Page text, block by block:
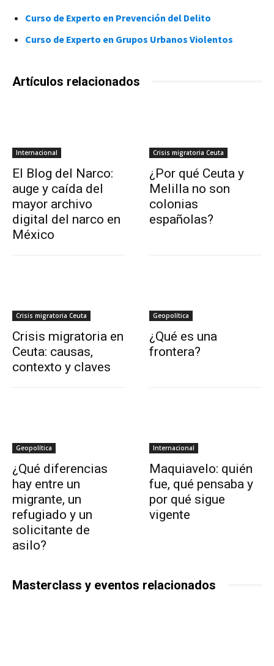
Curso de Experto en Prevención del Delito
Curso de Experto en Grupos Urbanos Violentos
Artículos relacionados
Internacional
El Blog del Narco:
auge y caída del
mayor archivo
digital del narco en
México
Crisis migratoria Ceuta
¿Por qué Ceuta y
Melilla no son
colonias
españolas?
Crisis migratoria Ceuta
Crisis migratoria en
Ceuta: causas,
contexto y claves
Geopolítica
¿Qué es una
frontera?
Geopolítica
¿Qué diferencias
hay entre un
migrante, un
refugiado y un
solicitante de
asilo?
Internacional
Maquiavelo: quién
fue, qué pensaba y
por qué sigue
vigente
Masterclass y eventos relacionados